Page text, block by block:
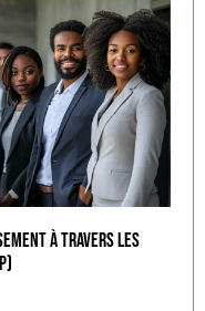
à travers les